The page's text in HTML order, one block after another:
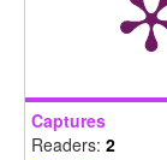
Captures
Readers: 2